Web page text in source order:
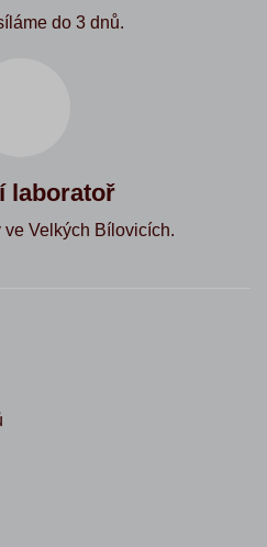
do 3 dnů.
laboratoř
ve Velkých Bílovicích.